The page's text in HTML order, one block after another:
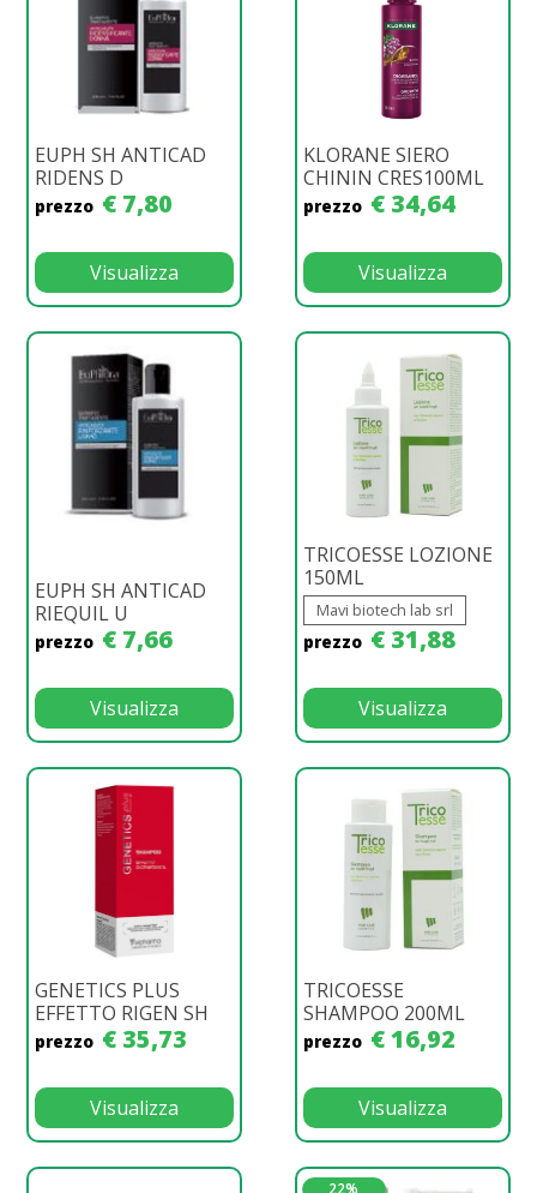
EUPH SH ANTICAD
RIDENS D
prezzo € 7,80
Visualizza
KLORANE SIERO
CHININ CRES100ML
prezzo € 34,64
Visualizza
EUPH SH ANTICAD
RIEQUIL U
prezzo € 7,66
Visualizza
TRICOESSE LOZIONE
150ML
Mavi biotech lab srl
prezzo € 31,88
Visualizza
GENETICS PLUS
EFFETTO RIGEN SH
prezzo € 35,73
Visualizza
TRICOESSE
SHAMPOO 200ML
prezzo € 16,92
Visualizza
22%